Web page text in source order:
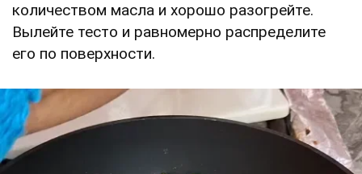
количеством масла и хорошо разогрейте.
Вылейте тесто и равномерно распределите
его по поверхности.